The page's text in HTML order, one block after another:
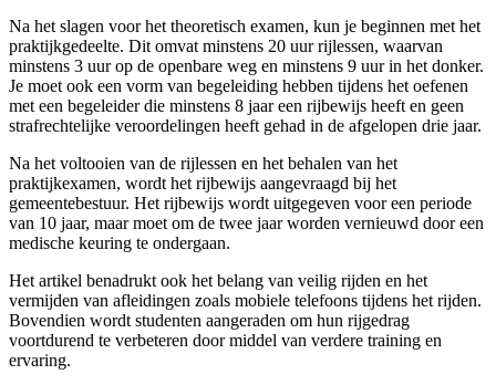
Na het slagen voor het theoretisch examen, kun je beginnen met het
praktijkgedeelte. Dit omvat minstens 20 uur rijlessen, waarvan
minstens 3 uur op de openbare weg en minstens 9 uur in het donker.
Je moet ook een vorm van begeleiding hebben tijdens het oefenen
met een begeleider die minstens 8 jaar een rijbewijs heeft en geen
strafrechtelijke veroordelingen heeft gehad in de afgelopen drie jaar.
Na het voltooien van de rijlessen en het behalen van het
praktijkexamen, wordt het rijbewijs aangevraagd bij het
gemeentebestuur. Het rijbewijs wordt uitgegeven voor een periode
van 10 jaar, maar moet om de twee jaar worden vernieuwd door een
medische keuring te ondergaan.
Het artikel benadrukt ook het belang van veilig rijden en het
vermijden van afleidingen zoals mobiele telefoons tijdens het rijden.
Bovendien wordt studenten aangeraden om hun rijgedrag
voortdurend te verbeteren door middel van verdere training en
ervaring.